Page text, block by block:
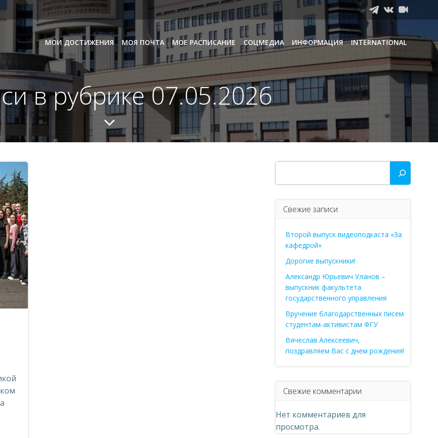
МОИ ДОСТИЖЕНИЯ МОЯ ПОЧТА МОЕ РАСПИСАНИЕ СОЦМЕДИА ИНФОРМАЦИЯ INTERNATIONAL
в рубрике 07.05.2026
Поиск
Свежие записи
Второй выпуск видеоподкаста «За
кафедрой»
Дорогие выпускники!
Александр Юрьевич Уланов –
выпускник факультета
государственного управления
Вручение благодарственных писем
студентам-активистам ФГУ
Вячеслав Алексеевич,
поздравляем Вас с днем рождения!
Свежие комментарии
Нет комментариев для
просмотра.